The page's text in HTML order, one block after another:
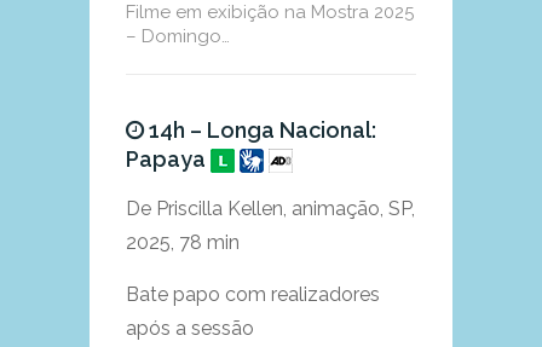
Filme em exibição na Mostra 2025
– Domingo…
14h – Longa Nacional:
Papaya
De Priscilla Kellen, animação, SP,
2025, 78 min
Bate papo com realizadores
após a sessão